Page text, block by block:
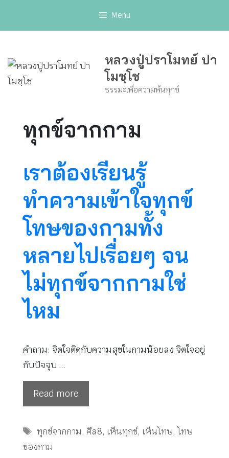
Menu
หลวงปู่ปราโมทย์ ปา
โมชฺโช
ธรรมะเพื่อความพ้นทุกข์
ทุกข์จากกาม
เราต้องเรียนรู้
ทำความเข้าใจทุกข์
โทษของกามทั้ง
หลายไปเรื่อยๆ จน
ไม่ทุกข์จากกามใช่
ไหม
คำถาม: จิตใจติดกับความสุขในกามน้อยลง จิตใจอยู่
กับปัจจุบ …
Read more
Tags
ทุกข์จากกาม,ศีล8, เห็นทุกข์, เห็นโทษ,โทษ
ของกาม